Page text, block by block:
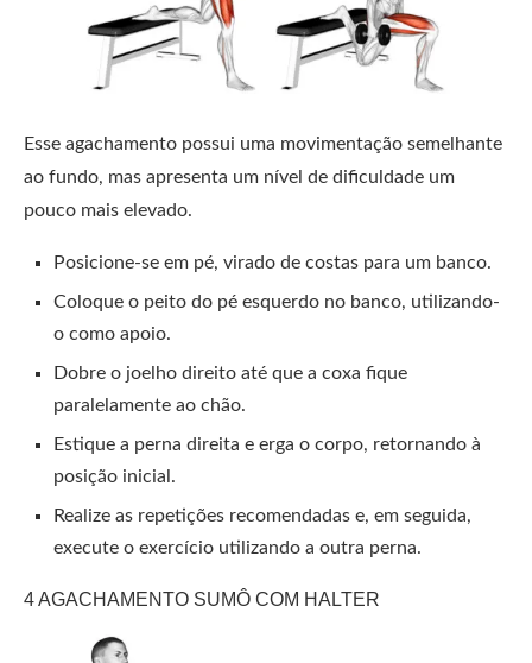
Esse agachamento possui uma movimentação semelhante
ao fundo, mas apresenta um nível de dificuldade um
pouco mais elevado.
Posicione-se em pé, virado de costas para um banco.
Coloque o peito do pé esquerdo no banco, utilizando-
o como apoio.
Dobre o joelho direito até que a coxa fique
paralelamente ao chão.
Estique a perna direita e erga o corpo, retornando à
posição inicial.
Realize as repetições recomendadas e, em seguida,
execute o exercício utilizando a outra perna.
4 AGACHAMENTO SUMÔ COM HALTER